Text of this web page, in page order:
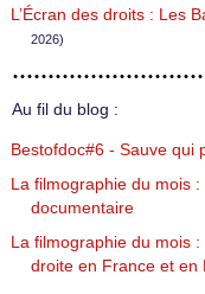
L’Écran des droits : Les
2026)
Au fil du blog :
Bestofdoc#6 - Sauve qui
La filmographie du mois :
documentaire
La filmographie du mois
droite en France et en